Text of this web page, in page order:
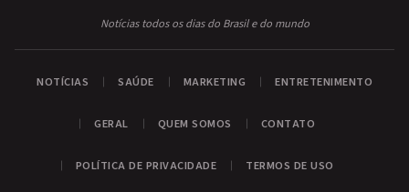
Notícias todos os dias do Brasil e do mundo
NOTÍCIAS SAÚDE MARKETING ENTRETENIMENTO
GERAL QUEM SOMOS CONTATO
POLÍTICA DE PRIVACIDADE TERMOS DE USO